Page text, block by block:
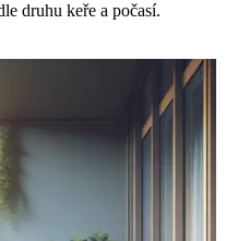
druhu keře a počasí.